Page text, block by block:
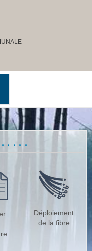
Déploiement
de la fibre